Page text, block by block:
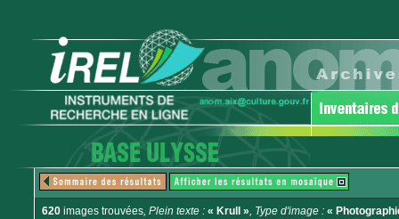
620 images trouvées, Plein texte : « Krull », Type d'image : «